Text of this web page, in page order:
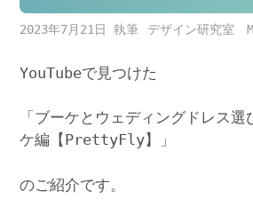
2023年7月21日 デザイン研究室
YouTubeで見つけた
「ブーケとウェディングドレス
ケ編【PrettyFly】」
のご紹介です。